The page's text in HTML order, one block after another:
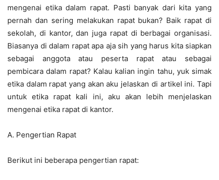
mengenai etika dalam rapat. Pasti banyak dari kita yang
pernah dan sering melakukan rapat bukan? Baik rapat di
sekolah, di kantor, dan juga rapat di berbagai organisasi.
Biasanya di dalam rapat apa aja sih yang harus kita siapkan
sebagai anggota atau peserta rapat atau sebagai
pembicara dalam rapat? Kalau kalian ingin tahu, yuk simak
etika dalam rapat yang akan aku jelaskan di artikel ini. Tapi
untuk etika rapat kali ini, aku akan lebih menjelaskan
mengenai etika rapat di kantor.
A. Pengertian Rapat
Berikut ini beberapa pengertian rapat: